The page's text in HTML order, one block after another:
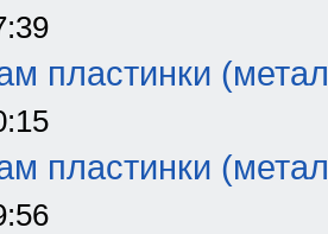
пластинки
пластинки